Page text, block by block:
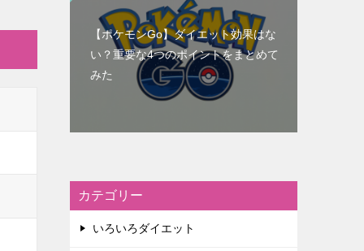
【ポケモンGo】ダイエット効果はな
い？重要な4つのポイントをまとめて
みた
カテゴリー
いろいろダイエット